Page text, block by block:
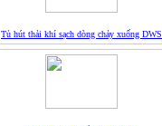
Tủ hút thải khí sạch dòng chảy xuống DWS